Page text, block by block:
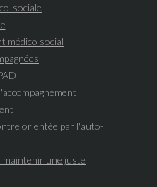
sociale
médico social
orientée par l'auto-
maintenir une juste